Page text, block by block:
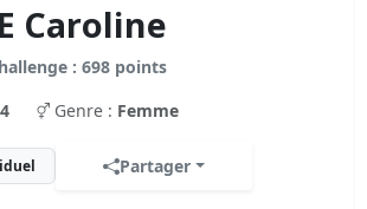
Caroline
: 698 points
Genre : Femme
Partager